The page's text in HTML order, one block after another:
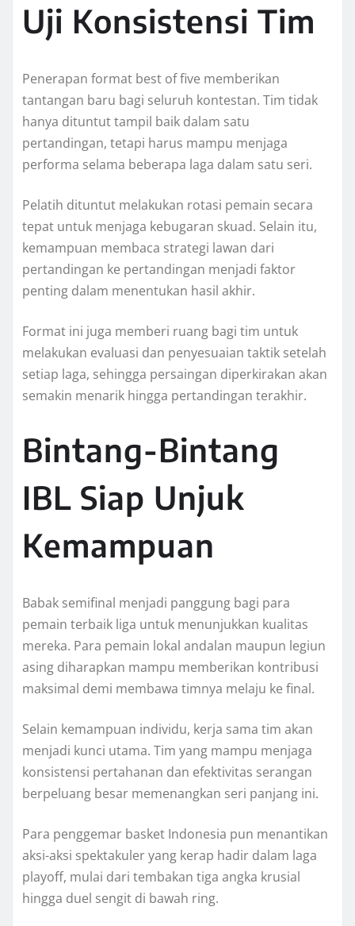
Uji Konsistensi Tim
Penerapan format best of five memberikan
tantangan baru bagi seluruh kontestan. Tim tidak
hanya dituntut tampil baik dalam satu
pertandingan, tetapi harus mampu menjaga
performa selama beberapa laga dalam satu seri.
Pelatih dituntut melakukan rotasi pemain secara
tepat untuk menjaga kebugaran skuad. Selain itu,
kemampuan membaca strategi lawan dari
pertandingan ke pertandingan menjadi faktor
penting dalam menentukan hasil akhir.
Format ini juga memberi ruang bagi tim untuk
melakukan evaluasi dan penyesuaian taktik setelah
setiap laga, sehingga persaingan diperkirakan akan
semakin menarik hingga pertandingan terakhir.
Bintang-Bintang
IBL Siap Unjuk
Kemampuan
Babak semifinal menjadi panggung bagi para
pemain terbaik liga untuk menunjukkan kualitas
mereka. Para pemain lokal andalan maupun legiun
asing diharapkan mampu memberikan kontribusi
maksimal demi membawa timnya melaju ke final.
Selain kemampuan individu, kerja sama tim akan
menjadi kunci utama. Tim yang mampu menjaga
konsistensi pertahanan dan efektivitas serangan
berpeluang besar memenangkan seri panjang ini.
Para penggemar basket Indonesia pun menantikan
aksi-aksi spektakuler yang kerap hadir dalam laga
playoff, mulai dari tembakan tiga angka krusial
hingga duel sengit di bawah ring.